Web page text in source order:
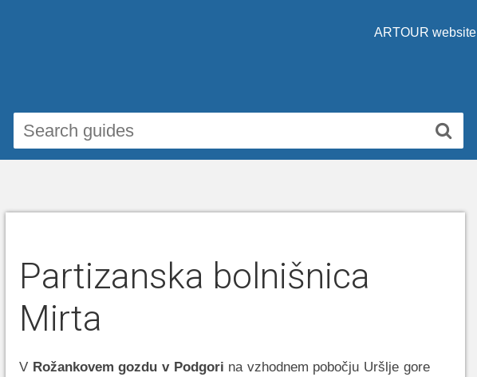
ARTOUR website
Partizanska bolnišnica
Mirta
V Rožankovem gozdu v Podgori na vzhodnem pobočju Uršlje gore